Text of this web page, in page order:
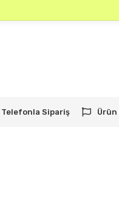
Telefonla Sipariş Ürün